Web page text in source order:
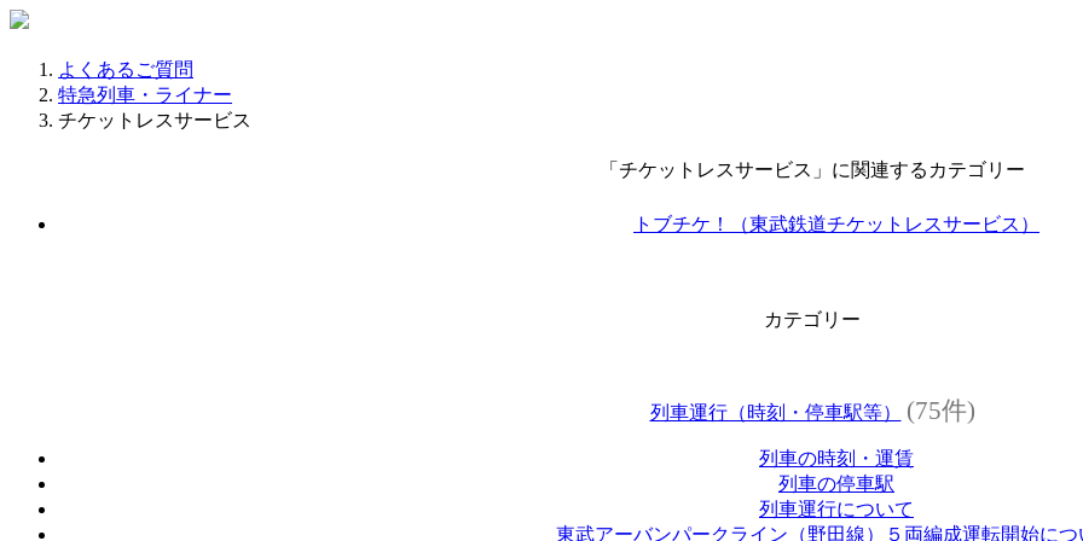
よくあるご質問
特急列車・ライナー
チケットレスサービス
「チケットレスサービス」に関連するカテゴリー
トブチケ！（東武鉄道チケットレスサービス）
カテゴリー
列車運行（時刻・停車駅等） (75件)
列車の時刻・運賃
列車の停車駅
列車運行について
東武アーバンパークライン（野田線）５両編成運転開始につ